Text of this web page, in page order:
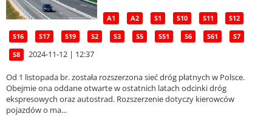
A1 A2 S1 S10 S11 S12
S16 S17 S19 S2 S3 S5 S51 S6 S61 S7
S8 2024-11-12 | 12:37
Od 1 listopada br. została rozszerzona sieć dróg płatnych w Polsce.
Obejmie ona oddane otwarte w ostatnich latach odcinki dróg
ekspresowych oraz autostrad. Rozszerzenie dotyczy kierowców
pojazdów o ma...